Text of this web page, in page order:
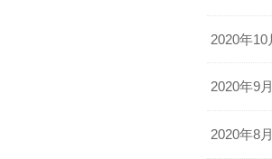
2020年10
2020年9月
2020年8月